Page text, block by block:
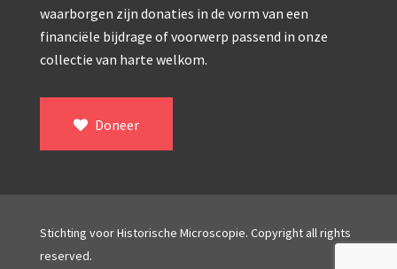
Reichert (ca. 1925)
Winkel, statief BTC (1955-1957)
Troughton & Simms, McArthur type (1959-
Bleeker, statief R (ca. 1965)
Meopta, ‘veld’microscoop (1965-1980)
Zeiss, type Ergaval (ca. 1970)
waarborgen zijn donaties in de vorm van een
financiële bijdrage of voorwerp passend in onze
collectie van harte welkom.
Doneer
Stichting voor Historische Microscopie. Copyright all rights
reserved.